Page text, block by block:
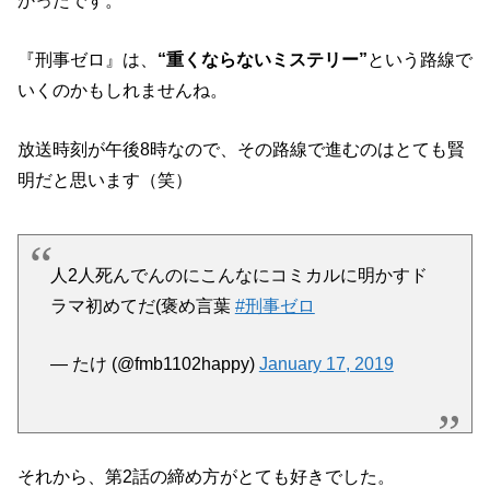
『刑事ゼロ』は、 “重くならないミステリー”という路線で
いくのかもしれませんね。
放送時刻が午後8時なので、その路線で進むのはとても賢
明だと思います（笑）
人2人死んでんのにこんなにコミカルに明かすド
ラマ初めてだ(褒め言葉 #刑事ゼロ
— たけ (@fmb1102happy) January 17, 2019
それから、第2話の締め方がとても好きでした。